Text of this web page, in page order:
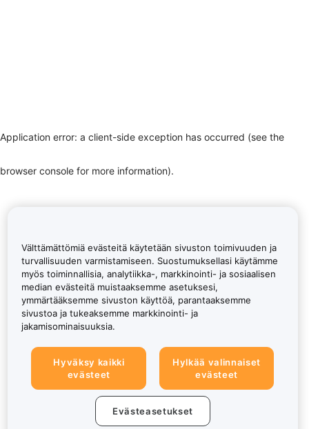
Application error: a client-side exception has occurred (see the
browser console for more information).
Välttämättömiä evästeitä käytetään sivuston toimivuuden ja
turvallisuuden varmistamiseen. Suostumuksellasi käytämme
myös toiminnallisia, analytiikka-, markkinointi- ja sosiaalisen
median evästeitä muistaaksemme asetuksesi,
ymmärtääksemme sivuston käyttöä, parantaaksemme
sivustoa ja tukeaksemme markkinointi- ja
jakamisominaisuuksia.
Hyväksy kaikki
evästeet
Hylkää valinnaiset
evästeet
Evästeasetukset